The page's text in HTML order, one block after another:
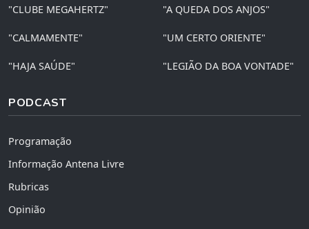
"CLUBE MEGAHERTZ" "A QUEDA DOS ANJOS"
"CALMAMENTE" "UM CERTO ORIENTE"
"HAJA SAÚDE" "LEGIÃO DA BOA VONTADE"
PODCAST
Programação
Informação Antena Livre
Rubricas
Opinião